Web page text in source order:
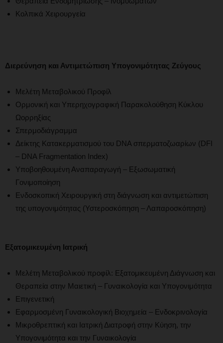
Κολπικά Χειρουργεία
Διερεύνηση και Αντιμετώπιση Υπογονιμότητας Ζεύγους
Μελέτη Μεταβολικού Προφίλ
Ορμονική και Υπερηχογραφική Παρακολούθηση Κύκλου
Ωορρηξίας
Σπερμοδιάγραμμα
Δείκτης Κατακερματισμού του DNA σπερματοζωαρίων (DFI
– DNA Fragmentation Index)
Υποβοηθουμένη Αναπαραγωγή – Εξωσωματική
Γονιμοποίηση
Ενδοσκοπική Χειρουργική στη διάγνωση και αντιμετώπιση
της υπογονιμότητας (Υστεροσκόπηση – Λαπαροσκόπηση)
Εξατομικευμένη Ιατρική
Μελέτη Μεταβολικού προφίλ: Εξατομικευμένη Διάγνωση και
Θεραπεία στην Μαιετική – Γυναικολογία και Υπογονιμότητα
Επιγενετική
Εφαρμοσμένη Γυναικολογική Βιοχημεία – Ενδοκρινολογία
Μικροθρεπτική και Ιατρική Διατροφή στην Κύηση, την
Υπογονιμότητα και την Γυναικολογία